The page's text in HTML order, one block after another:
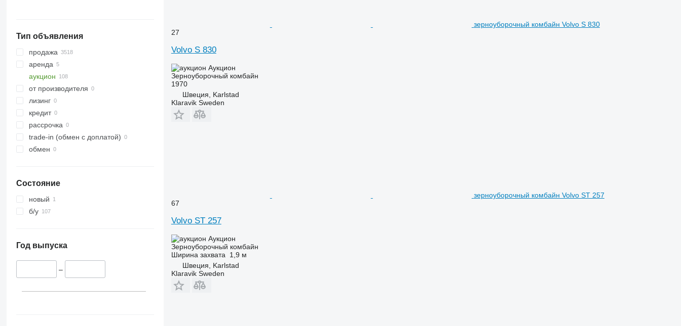
Тип объявления
продажа
аренда
аукцион
от производителя
лизинг
кредит
рассрочка
trade-in (обмен с доплатой)
обмен
Состояние
новый
б/у
Год выпуска
–
зерноуборочный комбайн Volvo S 830
27
Volvo S 830
Аукцион
Зерноуборочный комбайн
1970
Швеция, Karlstad
Klaravik Sweden
зерноуборочный комбайн Volvo ST 257
67
Volvo ST 257
Аукцион
Зерноуборочный комбайн
Ширина захвата
1,9 м
Швеция, Karlstad
Klaravik Sweden